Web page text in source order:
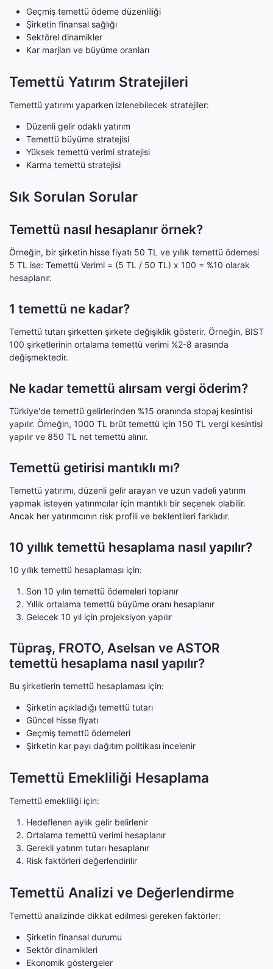
Geçmiş temettü ödeme düzenliliği
Şirketin finansal sağlığı
Sektörel dinamikler
Kar marjları ve büyüme oranları
Temettü Yatırım Stratejileri
Temettü yatırımı yaparken izlenebilecek stratejiler:
Düzenli gelir odaklı yatırım
Temettü büyüme stratejisi
Yüksek temettü verimi stratejisi
Karma temettü stratejisi
Sık Sorulan Sorular
Temettü nasıl hesaplanır örnek?
Örneğin, bir şirketin hisse fiyatı 50 TL ve yıllık temettü ödemesi
5 TL ise: Temettü Verimi = (5 TL / 50 TL) x 100 = %10 olarak
hesaplanır.
1 temettü ne kadar?
Temettü tutarı şirketten şirkete değişiklik gösterir. Örneğin, BIST
100 şirketlerinin ortalama temettü verimi %2-8 arasında
değişmektedir.
Ne kadar temettü alırsam vergi öderim?
Türkiye'de temettü gelirlerinden %15 oranında stopaj kesintisi
yapılır. Örneğin, 1000 TL brüt temettü için 150 TL vergi kesintisi
yapılır ve 850 TL net temettü alınır.
Temettü getirisi mantıklı mı?
Temettü yatırımı, düzenli gelir arayan ve uzun vadeli yatırım
yapmak isteyen yatırımcılar için mantıklı bir seçenek olabilir.
Ancak her yatırımcının risk profili ve beklentileri farklıdır.
10 yıllık temettü hesaplama nasıl yapılır?
10 yıllık temettü hesaplaması için:
Son 10 yılın temettü ödemeleri toplanır
Yıllık ortalama temettü büyüme oranı hesaplanır
Gelecek 10 yıl için projeksiyon yapılır
Tüpraş, FROTO, Aselsan ve ASTOR
temettü hesaplama nasıl yapılır?
Bu şirketlerin temettü hesaplaması için:
Şirketin açıkladığı temettü tutarı
Güncel hisse fiyatı
Geçmiş temettü ödemeleri
Şirketin kar payı dağıtım politikası incelenir
Temettü Emekliliği Hesaplama
Temettü emekliliği için:
Hedeflenen aylık gelir belirlenir
Ortalama temettü verimi hesaplanır
Gerekli yatırım tutarı hesaplanır
Risk faktörleri değerlendirilir
Temettü Analizi ve Değerlendirme
Temettü analizinde dikkat edilmesi gereken faktörler:
Şirketin finansal durumu
Sektör dinamikleri
Ekonomik göstergeler